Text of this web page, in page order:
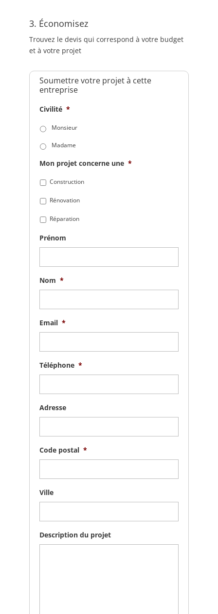
3. Économisez
Trouvez le devis qui correspond à votre budget
et à votre projet
Soumettre votre projet à cette
entreprise
Civilité *
Monsieur
Madame
Mon projet concerne une *
Construction
Rénovation
Réparation
Prénom
Nom *
Email *
Téléphone *
Adresse
Code postal *
Ville
Description du projet